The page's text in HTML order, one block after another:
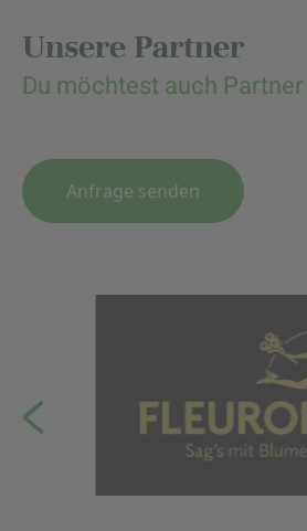
Unsere Partner
Du möchtest auch
Anfrage senden